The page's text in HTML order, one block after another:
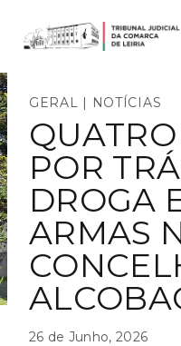
content
GERAL | NOTÍCIAS
POR
DROGA
ARMAS
26 de Junho, 2026